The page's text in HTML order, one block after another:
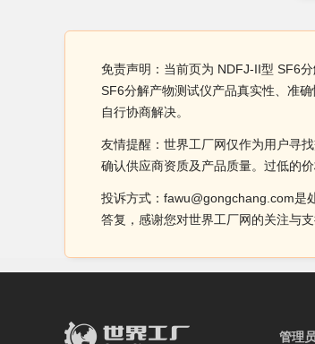
免责声明：当前页为 NDFJ-II型 SF6
SF6分解产物测试仪产品真实性、准
自行协商解决。
友情提醒：世界工厂网仅作为用户寻
确认供应商资质及产品质量。过低的
投诉方式：fawu@gongchang.com是
答复，感谢您对世界工厂网的关注与支
管理